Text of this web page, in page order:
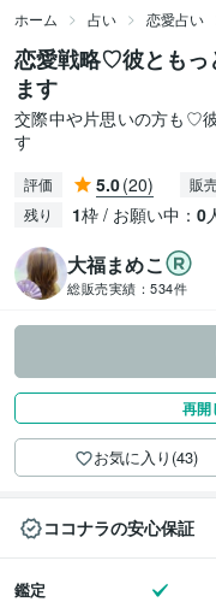
ホーム 占い 恋愛占い
恋愛戦略♡彼ともっ
ます
交際中や片思いの方も♡
す
評価 5.0(20) 販
残り 1枠 / お願い中： 0
大福まめこ
総販売実績： 534件
再開
お気に入り(43)
ココナラの安心保証
鑑定